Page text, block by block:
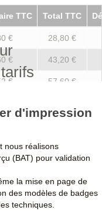
TTC Total TTC
€ 28,80 €
€ 43,20 €
€ 57,60 €
€ 396,00 €
€ 720,00 €
€ 1 218,00 €
d'impression
nous réalisons
(BAT) pour validation
la mise en page de
des modèles de badges
techniques.